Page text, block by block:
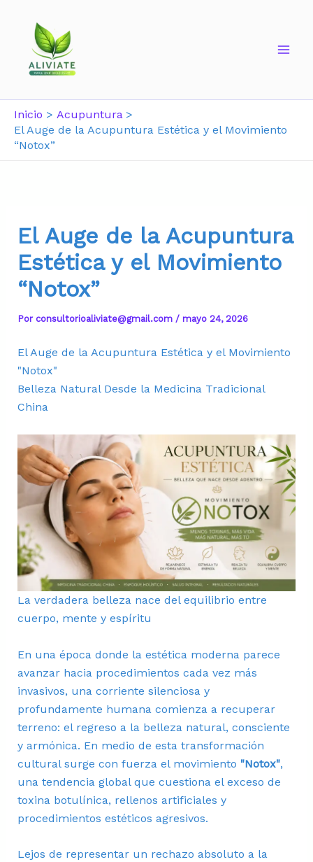
Inicio
Acupuntura
El Auge de la Acupuntura Estética y el Movimiento
“Notox”
El Auge de la Acupuntura
Estética y el Movimiento
“Notox”
Por consultorioaliviate@gmail.com / mayo 24, 2026
El Auge de la Acupuntura Estética y el Movimiento
"Notox"
Belleza Natural Desde la Medicina Tradicional
China
La verdadera belleza nace del equilibrio entre
cuerpo, mente y espíritu
En una época donde la estética moderna parece
avanzar hacia procedimientos cada vez más
invasivos, una corriente silenciosa y
profundamente humana comienza a recuperar
terreno: el regreso a la belleza natural, consciente
y armónica. En medio de esta transformación
cultural surge con fuerza el movimiento "Notox",
una tendencia global que cuestiona el exceso de
toxina botulínica, rellenos artificiales y
procedimientos estéticos agresivos.
Lejos de representar un rechazo absoluto a la